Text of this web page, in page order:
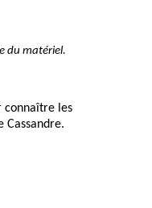
du matériel.
connaître les
Cassandre.